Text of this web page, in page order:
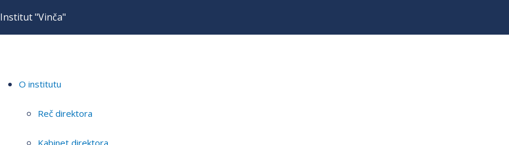
Institut "Vinča"
O institutu
Reč direktora
Kabinet direktora